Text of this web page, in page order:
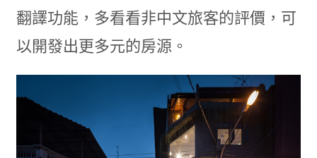
翻譯功能，多看看非中文旅客的評價，可
以開發出更多元的房源。